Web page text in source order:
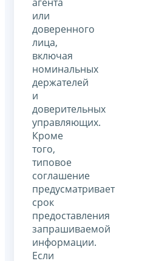
или
доверенного
лица,
включая
номинальных
держателей
и
доверительных
управляющих.
Кроме
того,
типовое
соглашение
предусматривает
срок
предоставления
запрашиваемой
информации.
Если